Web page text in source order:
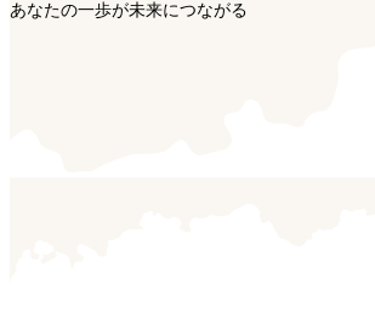
あなたの一歩が未来につながる